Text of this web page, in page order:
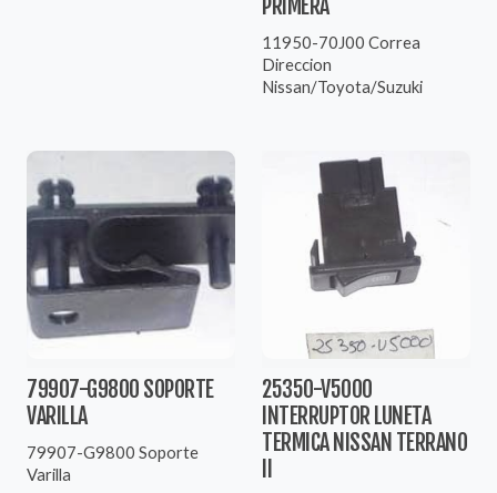
PRIMERA
11950-70J00 Correa
Direccion
Nissan/Toyota/Suzuki
79907-G9800 SOPORTE
VARILLA
79907-G9800 Soporte
Varilla
25350-V5000
INTERRUPTOR LUNETA
TERMICA NISSAN TERRANO